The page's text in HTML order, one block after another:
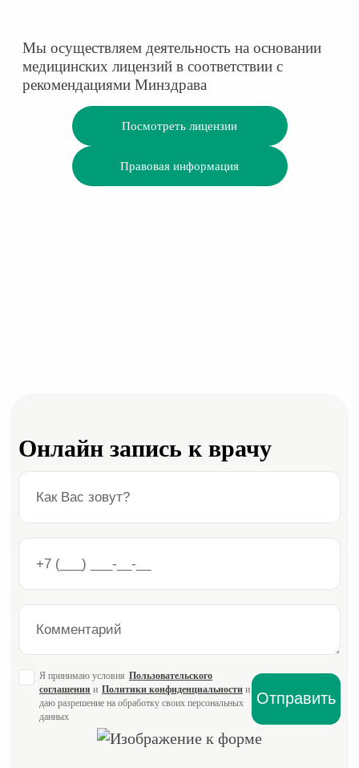
Мы осуществляем деятельность на основании
медицинских лицензий в соответствии с
рекомендациями Минздрава
Посмотреть лицензии
Правовая информация
Онлайн запись к врачу
Я принимаю условия Пользовательского
соглашения и Политики конфиденциальности и
даю разрешение на обработку своих персональных
данных